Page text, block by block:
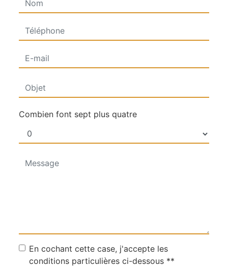
Combien font sept plus quatre
En cochant cette case, j'accepte les
conditions particulières ci-dessous **